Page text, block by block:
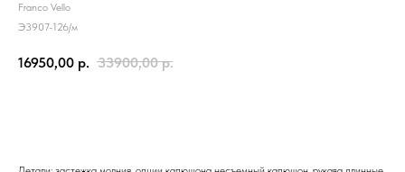
Franco Vello
Э3907-126/м
16950,00 р. 33900,00 р.